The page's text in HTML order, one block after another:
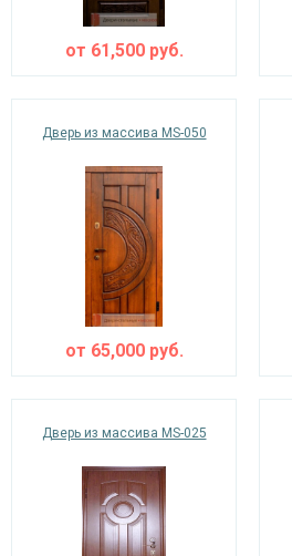
от 61,500руб.
Дверь из массива MS-050
от 65,000руб.
Дверь из массива MS-025